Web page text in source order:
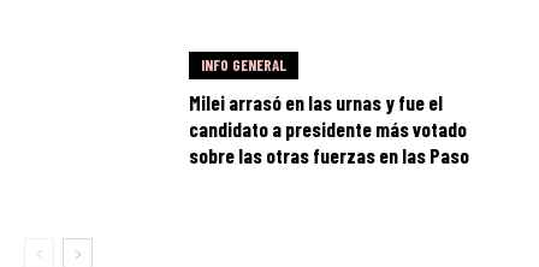
INFO GENERAL
Milei arrasó en las urnas y fue el
candidato a presidente más votado
sobre las otras fuerzas en las Paso